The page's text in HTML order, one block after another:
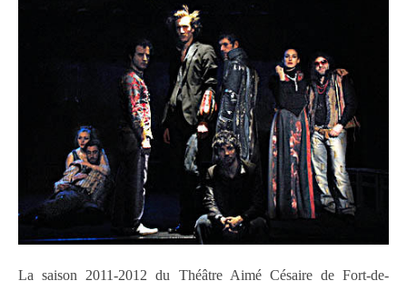
La saison 2011-2012 du Théâtre Aimé Césaire de Fort-de-